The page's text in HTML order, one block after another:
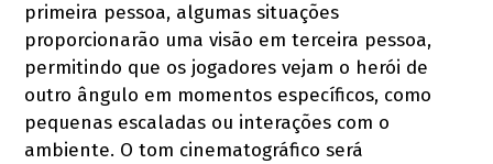
primeira pessoa, algumas situações
proporcionarão uma visão em terceira pessoa,
permitindo que os jogadores vejam o herói de
outro ângulo em momentos específicos, como
pequenas escaladas ou interações com o
ambiente. O tom cinematográfico será